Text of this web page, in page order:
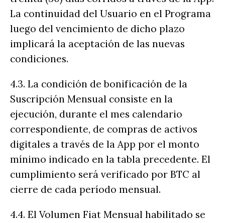
La continuidad del Usuario en el Programa
luego del vencimiento de dicho plazo
implicará la aceptación de las nuevas
condiciones.
4.3. La condición de bonificación de la
Suscripción Mensual consiste en la
ejecución, durante el mes calendario
correspondiente, de compras de activos
digitales a través de la App por el monto
mínimo indicado en la tabla precedente. El
cumplimiento será verificado por BTC al
cierre de cada período mensual.
4.4. El Volumen Fiat Mensual habilitado se